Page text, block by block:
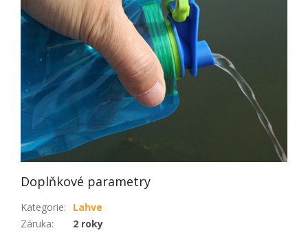
Doplňkové parametry
Kategorie:
Lahve
Záruka: 2 roky